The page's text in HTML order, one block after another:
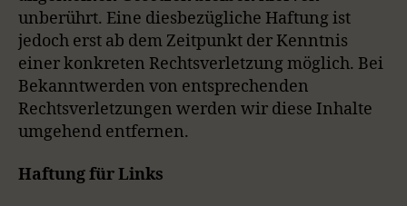
unberührt. Eine diesbezügliche Haftung ist
jedoch erst ab dem Zeitpunkt der Kenntnis
einer konkreten Rechtsverletzung möglich. Bei
Bekanntwerden von entsprechenden
Rechtsverletzungen werden wir diese Inhalte
umgehend entfernen.
Haftung für Links